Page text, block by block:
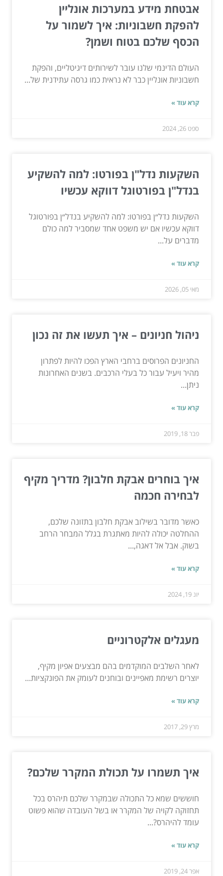
אבטחת מידע במערכות אונליין
להפקת חשבוניות: איך לשמור על
הכסף שלכם בטוח ושמן?
העולם הדינמי שלנו עובר לשירותים דיגיטליים, והפקת
חשבוניות אונליין כבר לא נראית כמו גרסה עתידנית של...
קרא עוד »
ספט 26, 2024
השקעות נדל"ן בפורטו: למה להשקיע
בנדל"ן בפורטוגל דווקא עכשיו
השקעות נדל״ן בפורטו: למה להשקיע בנדל״ן בפורטוגל
דווקא עכשיו אם יש משפט אחד שמסביר למה כולם
מדברים על...
קרא עוד »
מאי 05, 2026
ניהול חניונים – איך תעשו את זה נכון
החניונים הפרוסים ברחבי הארץ הפכו להיות לפתרון
מהיר ויעיל עבור כל בעלי הרכבים. בשנים האחרונות
ניתן...
קרא עוד »
פבר 18, 2019
איך בוחרים אבקת חלבון? מדריך מקיף
לבחירה חכמה
כאשר מדובר בשילוב אבקת חלבון בתזונה שלכם,
ההחלטה יכולה להיות מאתגרת בגלל המבחר הרחב
בשוק. אבל אל דאגה,...
קרא עוד »
יונ 19, 2024
מעגלים אלקטרוניים
לאחר השלבים המוקדמים בהם מבצעים אפיון מקיף,
יוצרים רשימת מאפיינים ובוחנים לעומק את הפונקציות...
קרא עוד »
מרץ 29, 2017
איך תשמרו על תכולת המקרר שלכם?
חוששים שמא כל התכולה שבמקרר שלכם תיהרס בכל
תחזוקה לקויה של המקרר או בשל העובדה שהוא פשוט
עומד להיהרס?...
קרא עוד »
אפר 24, 2019